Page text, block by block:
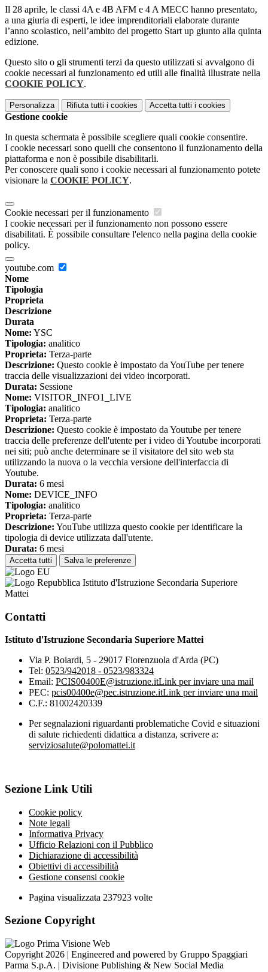
Il 28 aprile, le classi 4A e 4B AFM e 4 A MECC hanno presentato,
a una giuria di esperti, le idee imprenditoriali elaborate durante
l’anno scolastico, nell’ambito del progetto Start up giunto alla quinta
edizione.
Questo sito o gli strumenti terzi da questo utilizzati si avvalgono di
cookie necessari al funzionamento ed utili alle finalità illustrate nella
COOKIE POLICY.
Personalizza Rifiuta tutti i cookies Accetta tutti i cookies
Gestione cookie
In questa schermata è possibile scegliere quali cookie consentire.
I cookie necessari sono quelli che consentono il funzionamento della
piattaforma e non è possibile disabilitarli.
Per conoscere quali sono i cookie necessari al funzionamento potete
visionare la COOKIE POLICY.
Cookie necessari per il funzionamento
I cookie necessari per il funzionamento non possono essere
disabilitati. È possibile consultare l'elenco nella pagina della cookie
policy.
youtube.com
Nome
Tipologia
Proprieta
Descrizione
Durata
Nome: YSC
Tipologia: analitico
Proprieta: Terza-parte
Descrizione: Questo cookie è impostato da YouTube per tenere
traccia delle visualizzazioni dei video incorporati.
Durata: Sessione
Nome: VISITOR_INFO1_LIVE
Tipologia: analitico
Proprieta: Terza-parte
Descrizione: Questo cookie è impostato da Youtube per tenere
traccia delle preferenze dell'utente per i video di Youtube incorporati
nei siti; può anche determinare se il visitatore del sito web sta
utilizzando la nuova o la vecchia versione dell'interfaccia di
Youtube.
Durata: 6 mesi
Nome: DEVICE_INFO
Tipologia: analitico
Proprieta: Terza-parte
Descrizione: YouTube utilizza questo cookie per identificare la
tipologia di device utilizzata dall'utente.
Durata: 6 mesi
Accetta tutti Salva le preferenze
Istituto d'Istruzione Secondaria Superiore
Mattei
Contatti
Istituto d'Istruzione Secondaria Superiore Mattei
Via P. Boiardi, 5 - 29017 Fiorenzuola d'Arda (PC)
Tel: 0523/942018 - 0523/983324
Email: PCIS00400E@istruzione.itLink per inviare una mail
PEC: pcis00400e@pec.istruzione.itLink per inviare una mail
C.F.: 81002420339
Per segnalazioni riguardanti problematiche Covid e situazioni
di salute richiedenti didattica a distanza, scrivere a:
serviziosalute@polomattei.it
Sezione Link Utili
Cookie policy
Note legali
Informativa Privacy
Ufficio Relazioni con il Pubblico
Dichiarazione di accessibilità
Obiettivi di accessibilità
Gestione consensi cookie
Pagina visualizzata 237923 volte
Sezione Copyright
Copyright 2026 | Engineered and powered by Gruppo Spaggiari
Parma S.p.A. | Divisione Publishing & New Social Media